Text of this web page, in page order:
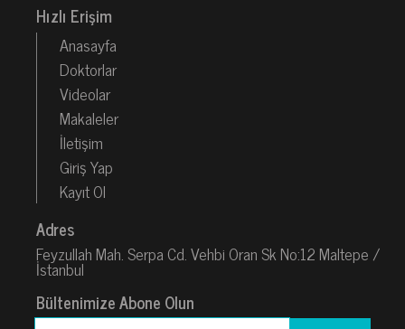
Hızlı Erişim
Anasayfa
Doktorlar
Videolar
Makaleler
İletişim
Giriş Yap
Kayıt Ol
Adres
Feyzullah Mah. Serpa Cd. Vehbi Oran Sk No:12 Maltepe /
İstanbul
Bültenimize Abone Olun